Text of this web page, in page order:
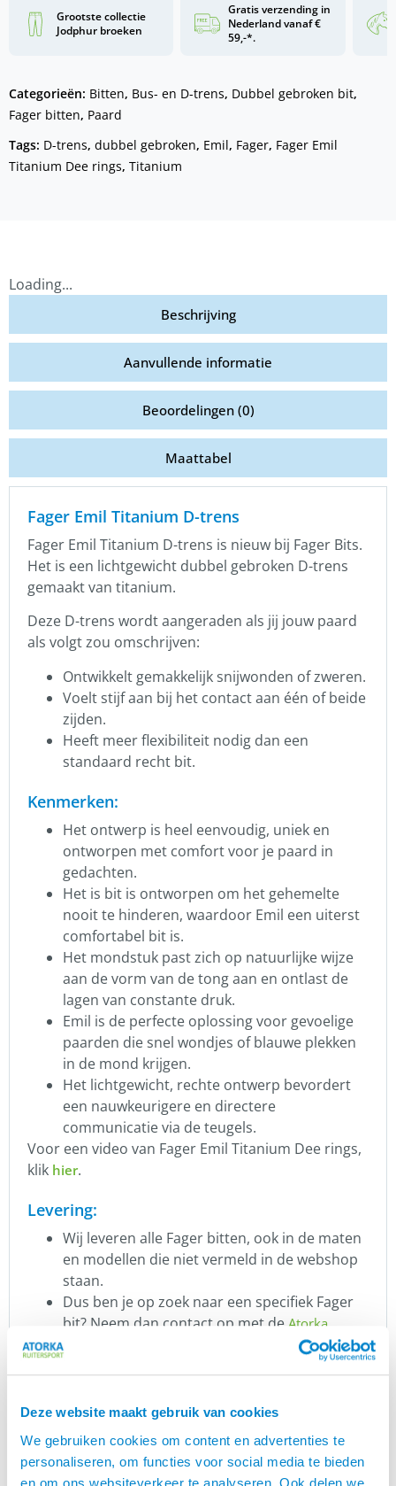
Deze website maakt gebruik van cookies
We gebruiken cookies om content en advertenties te
personaliseren, om functies voor social media te bieden
en om ons websiteverkeer te analyseren. Ook delen we
Grootste collectie
Jodphur broeken
Gratis verzending in
Nederland vanaf €
59,-*.
Categorieën: Bitten, Bus- en D-trens, Dubbel gebroken bit,
Fager bitten, Paard
Tags: D-trens, dubbel gebroken, Emil, Fager, Fager Emil
Titanium Dee rings, Titanium
Loading...
Beschrijving
Aanvullende informatie
Beoordelingen (0)
Maattabel
Fager Emil Titanium D-trens
Fager Emil Titanium D-trens is nieuw bij Fager Bits.
Het is een lichtgewicht dubbel gebroken D-trens
gemaakt van titanium.
Deze D-trens wordt aangeraden als jij jouw paard
als volgt zou omschrijven:
Ontwikkelt gemakkelijk snijwonden of zweren.
Voelt stijf aan bij het contact aan één of beide
zijden.
Heeft meer flexibiliteit nodig dan een
standaard recht bit.
Kenmerken:
Het ontwerp is heel eenvoudig, uniek en
ontworpen met comfort voor je paard in
gedachten.
Het is bit is ontworpen om het gehemelte
nooit te hinderen, waardoor Emil een uiterst
comfortabel bit is.
Het mondstuk past zich op natuurlijke wijze
aan de vorm van de tong aan en ontlast de
lagen van constante druk.
Emil is de perfecte oplossing voor gevoelige
paarden die snel wondjes of blauwe plekken
in de mond krijgen.
Het lichtgewicht, rechte ontwerp bevordert
een nauwkeurigere en directere
communicatie via de teugels.
Voor een video van Fager Emil Titanium Dee rings,
klik hier.
Levering:
Wij leveren alle Fager bitten, ook in de maten
en modellen die niet vermeld in de webshop
staan.
Dus ben je op zoek naar een specifiek Fager
bit? Neem dan contact op met de Atorka
klantenservice
LET OP: vanwege hygiënische redenen en
geruild worden.
niet meer mogelijk om alle bitten op voorraad
te hebben. Met Fager hebben wij daarom